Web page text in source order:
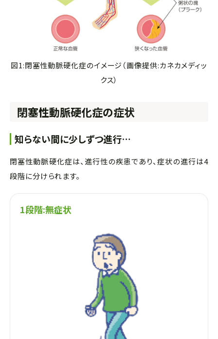
図1:閉塞性動脈硬化症のイメージ（画像提供:カネカメディッ
クス）
閉塞性動脈硬化症の症状
知らない間に少しずつ進行…
閉塞性動脈硬化症は、進行性の疾患であり、症状の進行は4
段階に分けられます。
1段階:無症状